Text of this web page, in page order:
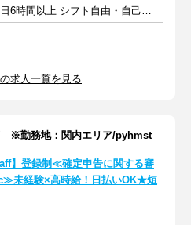
週4日以上 1日6時間以上 シフト自由・自己申告
求人一覧を見る
※勤務地：関内エリア/pyhmst
】登録制≪確定申告に関する審
未経験×高時給！日払いOK★短